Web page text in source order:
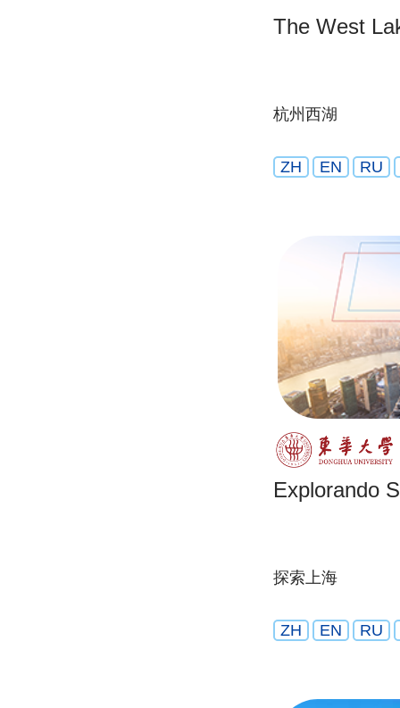
The West
杭州西湖
ZH EN RU
Explorando
探索上海
ZH EN RU